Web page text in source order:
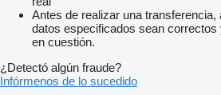
Antes de realizar una transferencia,
datos especificados sean
en cuestión.
¿Detectó algún fraude?
Infórmenos de lo sucedido